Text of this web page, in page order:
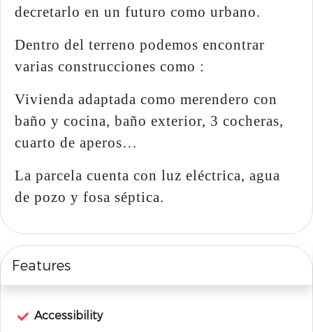
decretarlo en un futuro como urbano.
Dentro del terreno podemos encontrar
varias construcciones como :
Vivienda adaptada como merendero con
baño y cocina, baño exterior, 3 cocheras,
cuarto de aperos…
La parcela cuenta con luz eléctrica, agua
de pozo y fosa séptica.
Features
Accessibility